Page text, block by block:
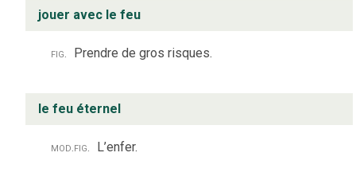
jouer avec le feu
fig. Prendre de gros risques.
le feu éternel
mod.fig. L’enfer.